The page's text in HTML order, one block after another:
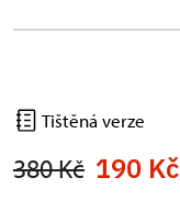
Tištěná verze
380 Kč 190 Kč